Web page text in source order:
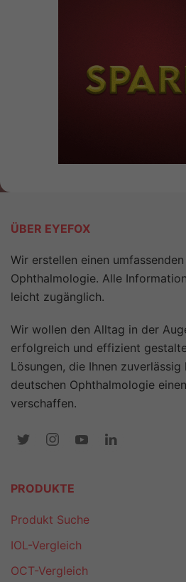
ÜBER EYEFOX
Wir erstellen einen
Ophthalmologie. Alle
leicht zugänglich.
Wir wollen den Alltag in der
erfolgreich und effizient
Lösungen, die Ihnen
deutschen Ophthalmologie
verschaffen.
PRODUKTE
Produkt Suche
IOL-Vergleich
OCT-Vergleich